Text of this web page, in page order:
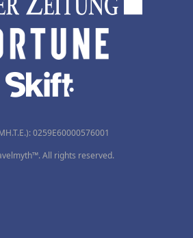
0259Ε60000576001
All rights reserved.